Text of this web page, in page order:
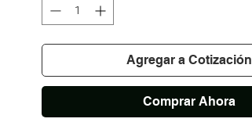
Agregar a Cotización
Comprar Ahora